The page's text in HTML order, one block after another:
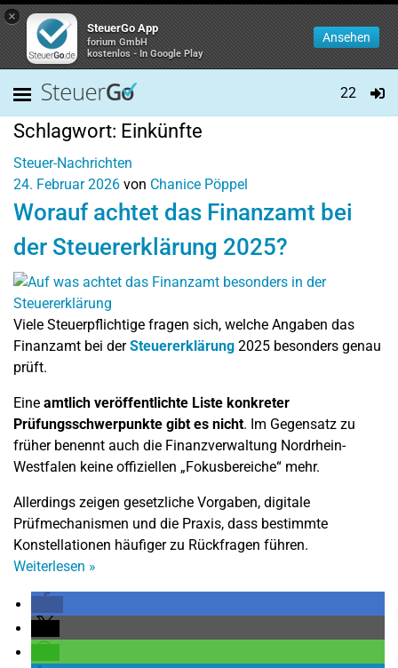
×
SteuerGo App
forium GmbH
kostenlos - In Google Play
Ansehen
22
Schlagwort: Einkünfte
Steuer-Nachrichten
24. Februar 2026 von Chanice Pöppel
Worauf achtet das Finanzamt bei
der Steuererklärung 2025?
Viele Steuerpflichtige fragen sich, welche Angaben das
Finanzamt bei derSteuererklärung 2025 besonders genau
prüft.
Eine amtlich veröffentlichte Liste konkreter
Prüfungsschwerpunkte gibt es nicht. Im Gegensatz zu
früher benennt auch die Finanzverwaltung Nordrhein-
Westfalen keine offiziellen „Fokusbereiche“ mehr.
Allerdings zeigen gesetzliche Vorgaben, digitale
Prüfmechanismen und die Praxis, dass bestimmte
Konstellationen häufiger zu Rückfragen führen.
Weiterlesen »